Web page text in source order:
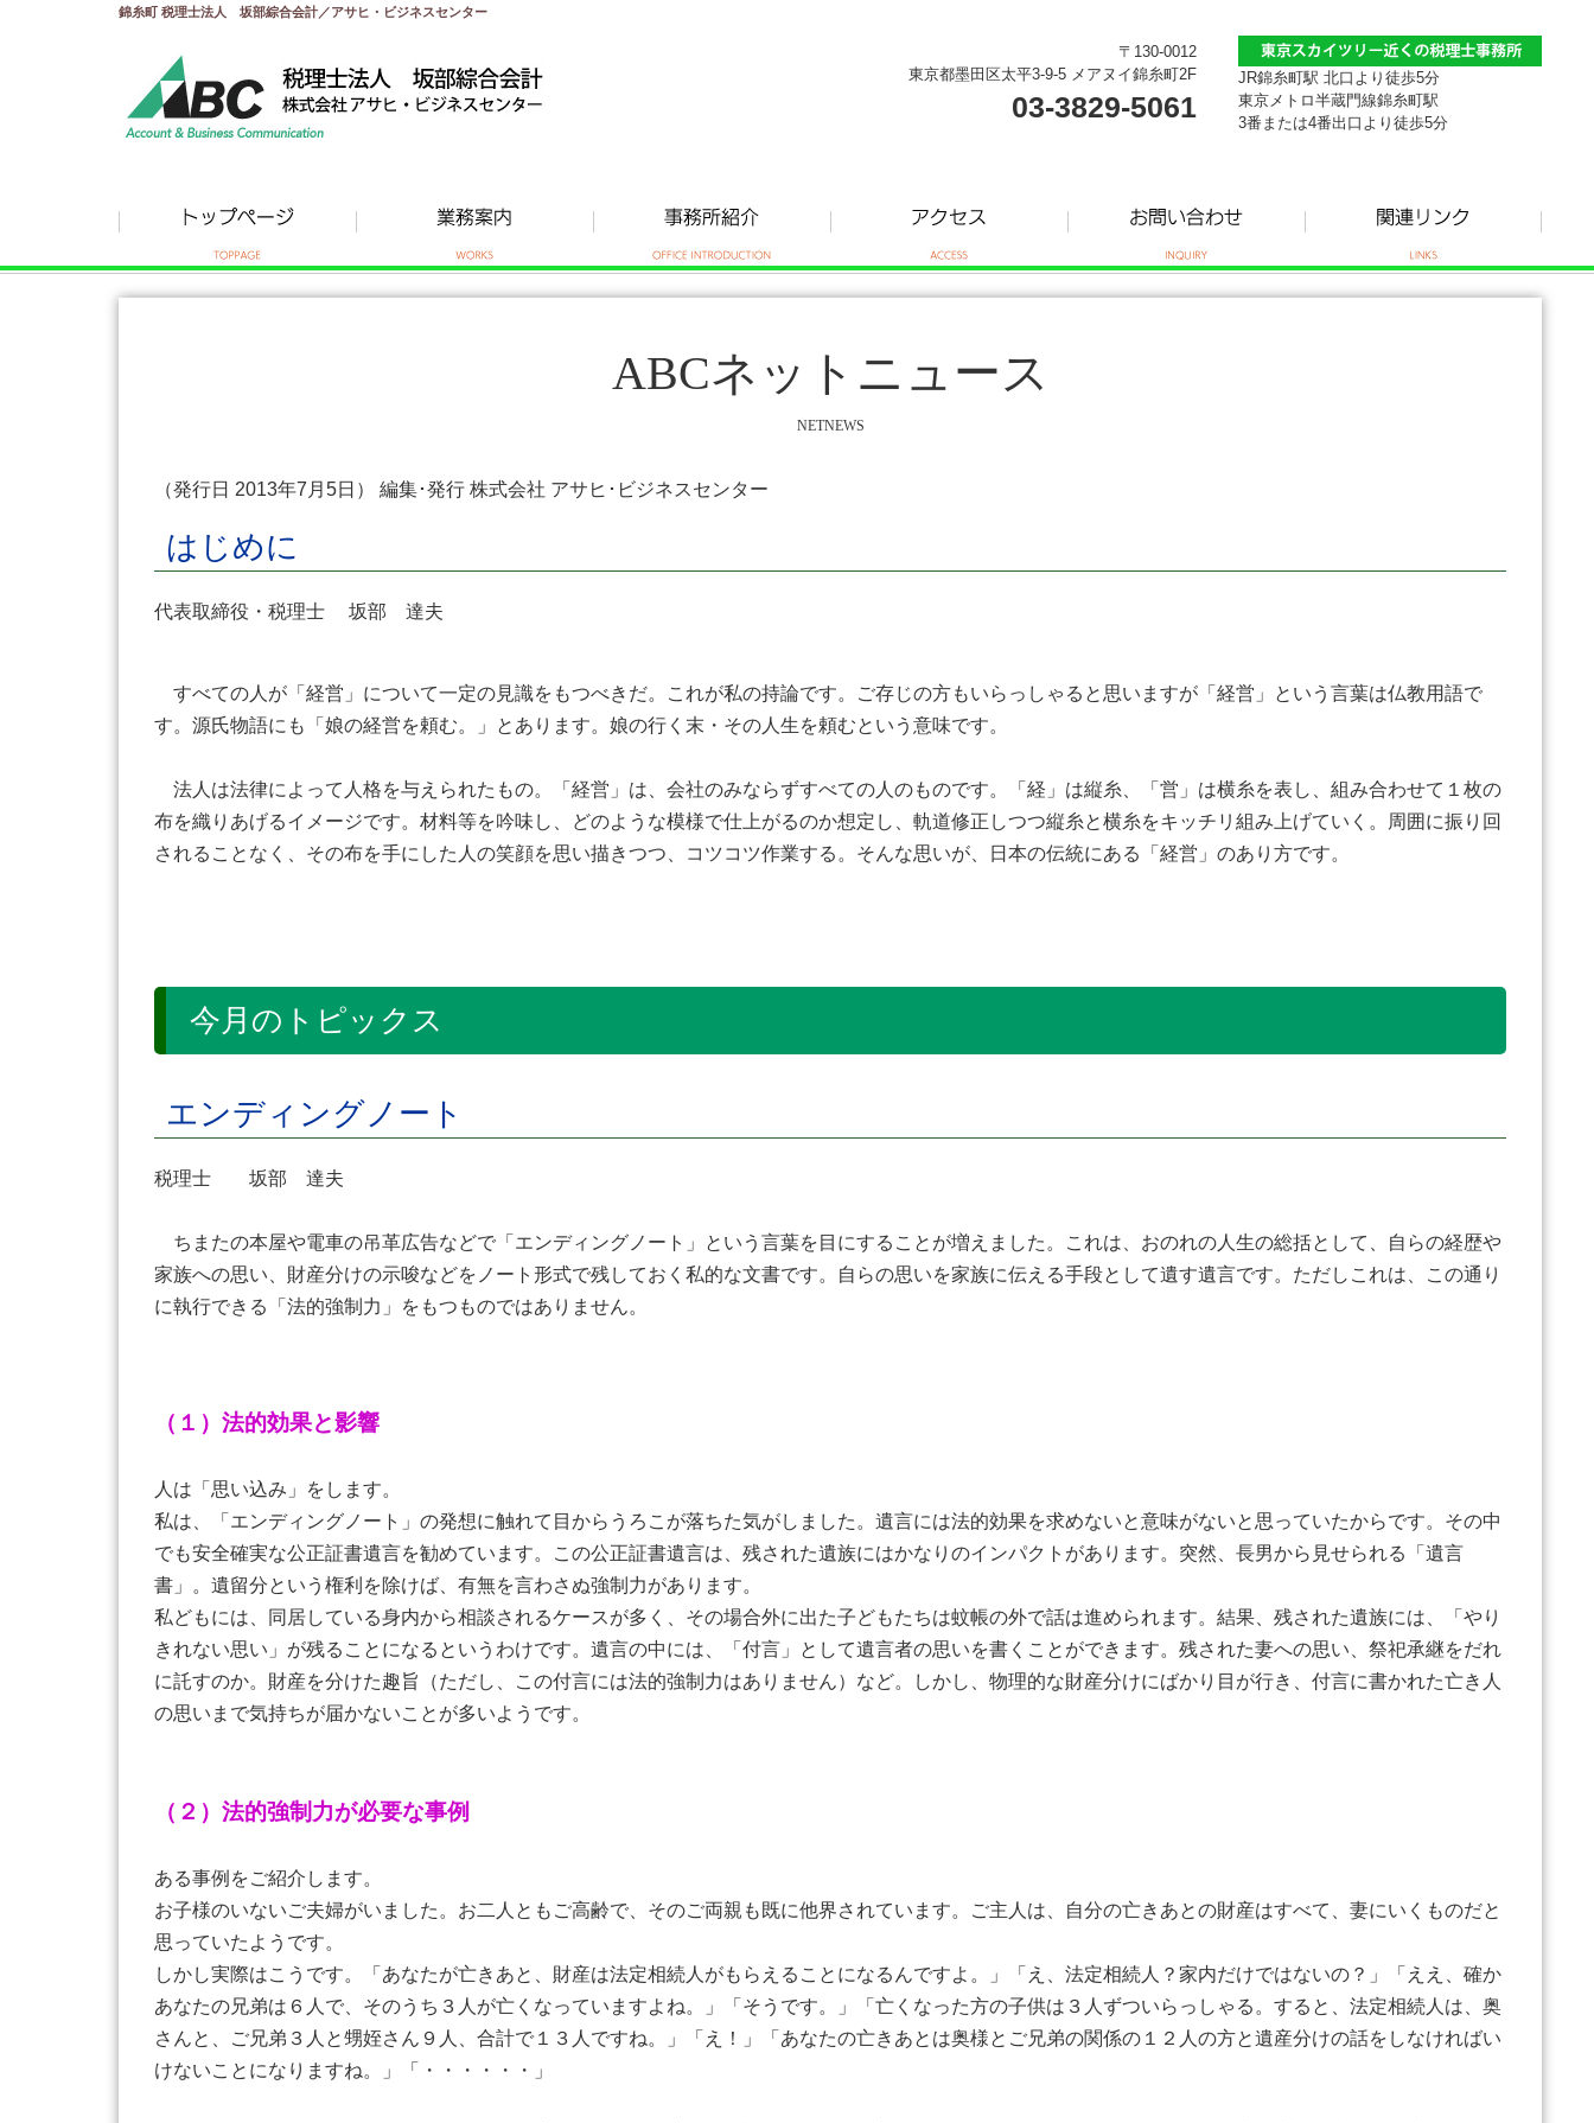
錦糸町 税理士法人 坂部綜合会計／アサヒ・ビジネスセンター
〒130-0012
東京都墨田区太平3-9-5 メアヌイ錦糸町2F
03-3829-5061
JR錦糸町駅 北口より徒歩5分
東京メトロ半蔵門線錦糸町駅
3番または4番出口より徒歩5分
ABCネットニュース
NETNEWS
（発行日 2013年7月5日） 編集･発行 株式会社 アサヒ･ビジネスセンター
はじめに
代表取締役・税理士 坂部 達夫
すべての人が「経営」について一定の見識をもつべきだ。これが私の持論です。ご存じの方もいらっしゃると思いますが「経営」という言葉は仏教用語で
す。源氏物語にも「娘の経営を頼む。」とあります。娘の行く末・その人生を頼むという意味です。
法人は法律によって人格を与えられたもの。「経営」は、会社のみならずすべての人のものです。「経」は縦糸、「営」は横糸を表し、組み合わせて１枚の
布を織りあげるイメージです。材料等を吟味し、どのような模様で仕上がるのか想定し、軌道修正しつつ縦糸と横糸をキッチリ組み上げていく。周囲に振り回
されることなく、その布を手にした人の笑顔を思い描きつつ、コツコツ作業する。そんな思いが、日本の伝統にある「経営」のあり方です。
今月のトピックス
エンディングノート
税理士 坂部 達夫
ちまたの本屋や電車の吊革広告などで「エンディングノート」という言葉を目にすることが増えました。これは、おのれの人生の総括として、自らの経歴や
家族への思い、財産分けの示唆などをノート形式で残しておく私的な文書です。自らの思いを家族に伝える手段として遺す遺言です。ただしこれは、この通り
に執行できる「法的強制力」をもつものではありません。
（１）法的効果と影響
人は「思い込み」をします。
私は、「エンディングノート」の発想に触れて目からうろこが落ちた気がしました。遺言には法的効果を求めないと意味がないと思っていたからです。その中
でも安全確実な公正証書遺言を勧めています。この公正証書遺言は、残された遺族にはかなりのインパクトがあります。突然、長男から見せられる「遺言
書」。遺留分という権利を除けば、有無を言わさぬ強制力があります。
私どもには、同居している身内から相談されるケースが多く、その場合外に出た子どもたちは蚊帳の外で話は進められます。結果、残された遺族には、「やり
きれない思い」が残ることになるというわけです。遺言の中には、「付言」として遺言者の思いを書くことができます。残された妻への思い、祭祀承継をだれ
に託すのか。財産を分けた趣旨（ただし、この付言には法的強制力はありません）など。しかし、物理的な財産分けにばかり目が行き、付言に書かれた亡き人
の思いまで気持ちが届かないことが多いようです。
（２）法的強制力が必要な事例
ある事例をご紹介します。
お子様のいないご夫婦がいました。お二人ともご高齢で、そのご両親も既に他界されています。ご主人は、自分の亡きあとの財産はすべて、妻にいくものだと
思っていたようです。
しかし実際はこうです。「あなたが亡きあと、財産は法定相続人がもらえることになるんですよ。」「え、法定相続人？家内だけではないの？」「ええ、確か
あなたの兄弟は６人で、そのうち３人が亡くなっていますよね。」「そうです。」「亡くなった方の子供は３人ずついらっしゃる。すると、法定相続人は、奥
さんと、ご兄弟３人と甥姪さん９人、合計で１３人ですね。」「え！」「あなたの亡きあとは奥様とご兄弟の関係の１２人の方と遺産分けの話をしなければい
けないことになりますね。」「・・・・・・」